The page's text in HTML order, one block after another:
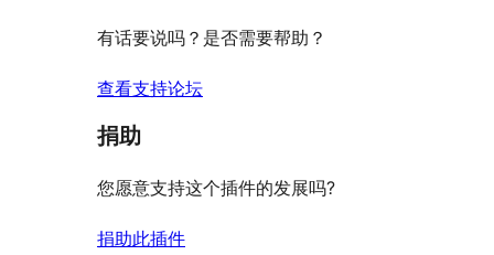
有话要说吗？是否需要帮助？
查看支持论坛
捐助
您愿意支持这个插件的发展吗?
捐助此插件